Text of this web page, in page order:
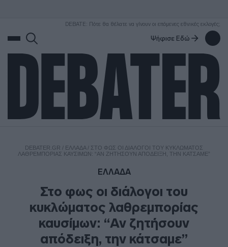
DEBATE: Πότε θα θέλατε να γίνουν οι επόμενες εθνικές εκλογές;
Ψήφισε Εδώ
DEBATER.GR / ΕΛΛΑΔΑ/ ΣΤΟ ΦΩΣ ΟΙ ΔΙΆΛΟΓΟΙ ΤΟΥ ΚΥΚΛΏΜΑΤΟΣ
ΛΑΘΡΕΜΠΟΡΊΑΣ ΚΑΥΣΊΜΩΝ: “ΑΝ ΖΗΤΉΣΟΥΝ ΑΠΌΔΕΙΞΗ, ΤΗΝ ΚΆΤΣΑΜΕ”
ΕΛΛΑΔΑ
Στο φως οι διάλογοι του
κυκλώματος λαθρεμπορίας
καυσίμων: “Αν ζητήσουν
απόδειξη, την κάτσαμε”